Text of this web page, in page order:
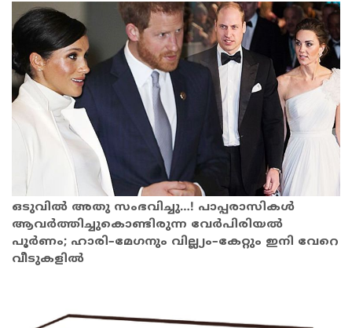
ഒടുവില്‍ അതു സംഭവിച്ചു…! പാപ്പരാസികൾ
ആവർത്തിച്ചുകൊണ്ടിരുന്ന വേര്‍പിരിയല്‍
പൂര്‍ണം; ഹാരി–മേഗനും വില്ല്യം–കേറ്റും ഇനി വേറെ
വീടുകളിൽ